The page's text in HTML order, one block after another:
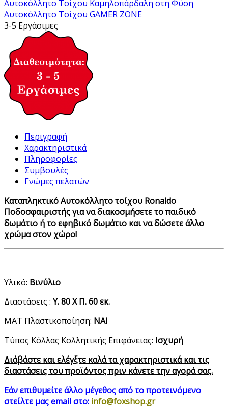
Αυτοκόλλητο Τοίχου Καμηλοπάρδαλη στη Φύση
Αυτοκόλλητο Τοίχου GAMER ZONE
3-5 Εργάσιμες
Περιγραφή
Χαρακτηριστικά
Πληροφορίες
Συμβουλές
Γνώμες πελατών
Καταπληκτικό Αυτοκόλλητο τοίχου Ronaldo
Ποδοσφαιριστής για να διακοσμήσετε το παιδικό
δωμάτιο ή το εφηβικό δωμάτιο και να δώσετε άλλο
χρώμα στον χώρο!
Υλικό: Βινύλιο
Διαστάσεις : Υ. 80 Χ Π. 60 εκ.
ΜΑΤ Πλαστικοποίηση: ΝΑΙ
Τύπος Κόλλας Κολλητικής Επιφάνειας: Ισχυρή
Διάβάστε και ελέγξτε καλά τα χαρακτηριστικά και τις
διαστάσεις του προϊόντος πριν κάνετε την αγορά σας.
Εάν επιθυμείτε άλλο μέγεθος από τo προτεινόμενo
στείλτε μας email στο: info@foxshop.gr